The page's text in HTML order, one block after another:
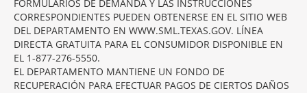
FORMULARIOS DE DEMANDA Y LAS INSTRUCCIONES
CORRESPONDIENTES PUEDEN OBTENERSE EN EL SITIO WEB
DEL DEPARTAMENTO EN WWW.SML.TEXAS.GOV. LÍNEA
DIRECTA GRATUITA PARA EL CONSUMIDOR DISPONIBLE EN
EL 1-877-276-5550.
EL DEPARTAMENTO MANTIENE UN FONDO DE
RECUPERACIÓN PARA EFECTUAR PAGOS DE CIERTOS DAÑOS